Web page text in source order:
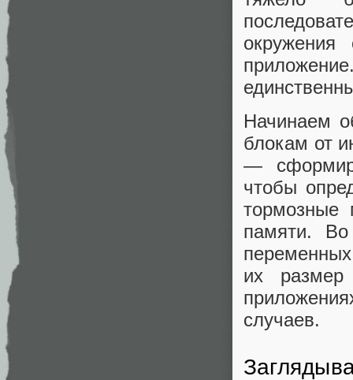
Начинаем
блокам от
—
чтобы
тормозные
памяти.
их
случаев.